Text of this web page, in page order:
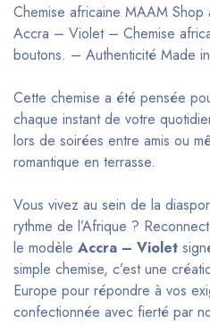
Chemise africaine MAAM
Accra – Violet – Chemise
boutons. – Authenticité Made
Cette chemise a été pensée
chaque instant de votre
lors de soirées entre amis ou
romantique en terrasse.
Vous vivez au sein de la
rythme de l’Afrique ?
le modèle Accra – Violet
simple chemise, c’est une
Europe pour répondre à vos
confectionnée avec fierté par